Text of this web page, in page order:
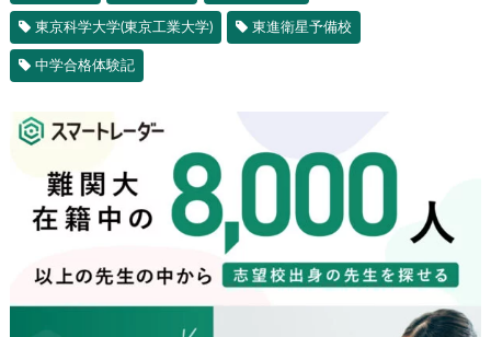
東京科学大学(東京工業大学) 東進衛星予備校
中学合格体験記